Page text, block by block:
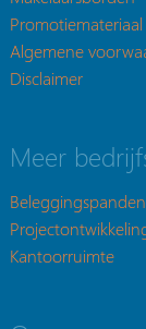
Promotiemateriaal
Algemene
Disclaimer
Meer
Beleggingspanden
Kantoorruimte